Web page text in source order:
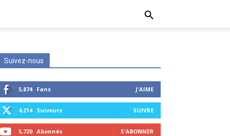
Suivez-nous
5,874 Fans J'AIME
4,214 Suiveurs SUIVRE
5,720 Abonnés S'ABONNER